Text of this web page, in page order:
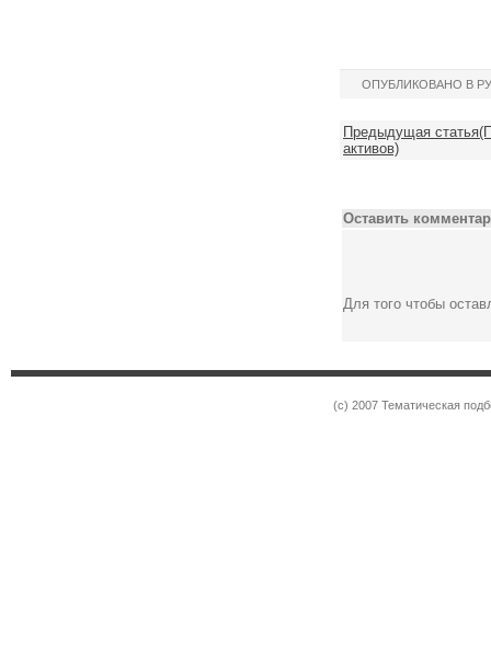
ОПУБЛИКОВАНО В
Предыдущая
активов)
Оставить
Для того чтобы
(c) 2007 Тематическая